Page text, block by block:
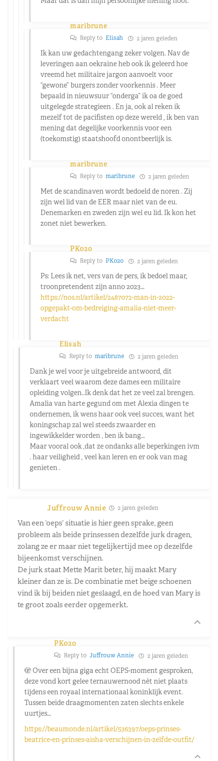
maribrune
Reply to Elisah 2 jaren geleden
Ik kan uw gedachtengang zeker volgen. Nav de
leveringen aan oekraine heb ook ik geleerd hoe
vreemd het militaire jargon aanvoelt voor
“gewone” burgers zonder voorkennis . Meer
bepaald in nieuwsuur “onderga” ik oa de goed
uitgelegde strategieen . En ja, ook al reken ik
mezelf tot de pacifisten op deze wereld , ik ben van
mening dat degelijke voorkennis voor een
(toekomstig) staatshoofd onontbeerlijk is.
maribrune
Reply to maribrune 2 jaren geleden
Met de scandinaven wordt bedoeld de noren . Zij
zijn wel lid van de EER maar niet van de eu.
Denemarken en zweden zijn wel eu lid. Ik kon het
zonet niet bewerken.
PK020
Reply to PK020 2 jaren geleden
Ps: Lees ik net, vers van de pers, ik bedoel maar,
troonpretendent zijn anno 2023…
https://nos.nl/artikel/2487072-man-in-2022-
opgepakt-om-bedreiging-amalia-niet-meer-
verdacht
Elisah
Reply to maribrune 2 jaren geleden
Dank je wel voor je uitgebreide antwoord, dit
verklaart veel waarom deze dames een militaire
opleiding volgen..Ik denk dat het ze veel zal brengen.
Amalia van harte gegund om met Alexia dingen te
ondernemen, ik wens haar ook veel succes, want het
koningschap zal wel steeds zwaarder en
ingewikkelder worden , ben ik bang…
Maar vooral ook ,dat ze ondanks alle beperkingen ivm
. haar veiligheid , veel kan leren en er ook van mag
genieten .
Juffrouw Annie 2 jaren geleden
Van een ‘oeps’ situatie is hier geen sprake, geen
probleem als beide prinsessen dezelfde jurk dragen,
zolang ze er maar niet tegelijkertijd mee op dezelfde
bijeenkomst verschijnen.
De jurk staat Mette Marit beter, hij maakt Mary
kleiner dan ze is. De combinatie met beige schoenen
vind ik bij beiden niet geslaagd, en de hoed van Mary is
te groot zoals eerder opgemerkt.
PK020
Reply to Juffrouw Annie 2 jaren geleden
🫣 Over een bijna giga echt OEPS-moment gesproken,
deze vond kort gelee ternauwernood nèt niet plaats
tijdens een royaal internationaal koninklijk event.
Tussen beide draagmomenten zaten slechts enkele
uurtjes…
https://beaumonde.nl/artikel/536397/oeps-prinses-
beatrice-en-prinses-aisha-verschijnen-in-zelfde-outfit/